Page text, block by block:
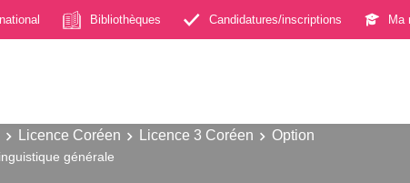
Bibliothèques Candidatures/inscriptions Ma
Licence Coréen Licence 3 Coréen Option
générale